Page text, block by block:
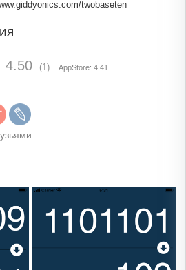
twobaseten
4.50 (1) AppStore: 4.41